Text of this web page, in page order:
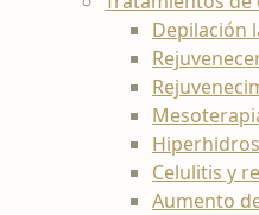
Depilación
Celulitis y
Aumento